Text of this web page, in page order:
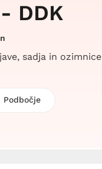
DDK
sadja in ozimnice
Podbočje